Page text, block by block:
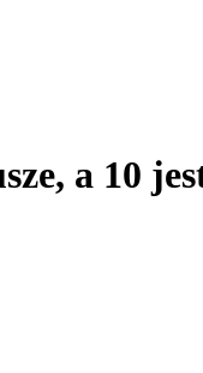
a 10